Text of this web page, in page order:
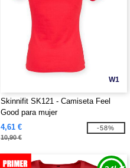
W1
Skinnifit SK121 - Camiseta Feel
Good para mujer
4,61 €
10,90 €
-58%